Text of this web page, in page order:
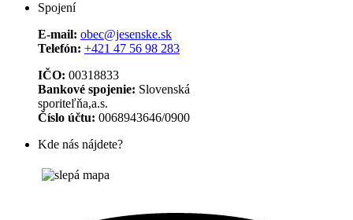
Spojení
E-mail: obec@jesenske.sk
Telefón: +421 47 56 98 283
IČO: 00318833
Bankové spojenie: Slovenská
sporiteľňa,a.s.
Číslo účtu: 0068943646/0900
Kde nás nájdete?